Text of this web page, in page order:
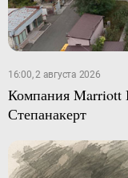
16:00, 2 августа 2026
Компания Marriott
Степанакерт